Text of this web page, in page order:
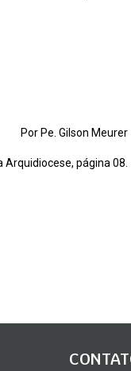
Por Pe. Gilson Meurer
Arquidiocese, página 08.